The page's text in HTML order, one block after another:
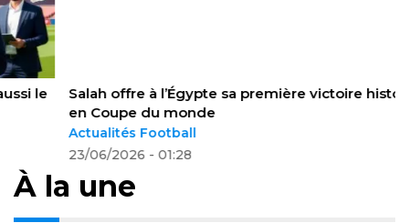
Salah offre à l’Égypte sa première victoire historique
en Coupe du monde
Actualités Football
23/06/2026 - 01:28
À la une